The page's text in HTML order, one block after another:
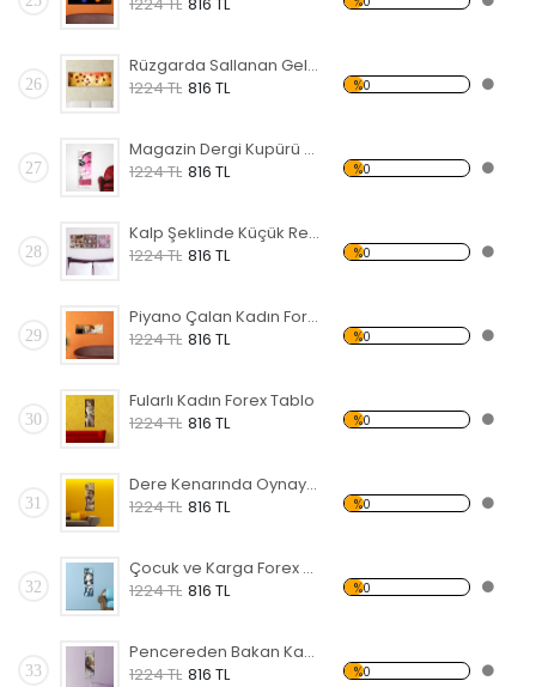
26
Rüzgarda Sallanan Gelincikler Forex Tablo
1224 TL 816 TL %0
27
Magazin Dergi Kupürü Forex Tablo
1224 TL 816 TL %0
28
Kalp Şeklinde Küçük Resimler Forex Tablo
1224 TL 816 TL %0
29
Piyano Çalan Kadın Forex Tablo
1224 TL 816 TL %0
30
Fularlı Kadın Forex Tablo
1224 TL 816 TL %0
31
Dere Kenarında Oynayan Çocuklar Forex Tablo
1224 TL 816 TL %0
32
Çocuk ve Karga Forex Tablo
1224 TL 816 TL %0
33
Pencereden Bakan Kadın Forex Tablo
1224 TL 816 TL %0